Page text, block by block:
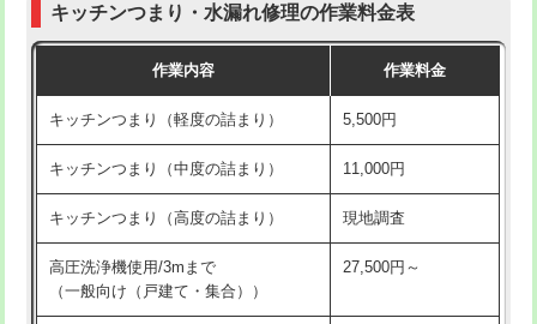
管・ポリ管・HT管使用/3ｍ超え)
排水管工事（土の掘削・埋め戻し作
11,000円~
排水管工事（排水管工事/3ｍまで） 55,000円
排水管工事（追加 排水管工事/3ｍ超
+11,000円
マス交換（土の掘削・埋め戻し作業）
マス交換（深さ50㎝未満）
式・ワンホール）)
交換・取付(排水栓・排水トラップ
22,000円+材料費
持込商品取付（単水栓）
キッチンつまり・水漏れ修理の作業料金表
作業内容 作業料金
キッチンつまり（軽度の詰まり） 5,500円
キッチンつまり（中度の詰まり） 11,000円
キッチンつまり（高度の詰まり） 現地調査
高圧洗浄機使用/3mまで
（一般向け（戸建て・集合））
27,500円～